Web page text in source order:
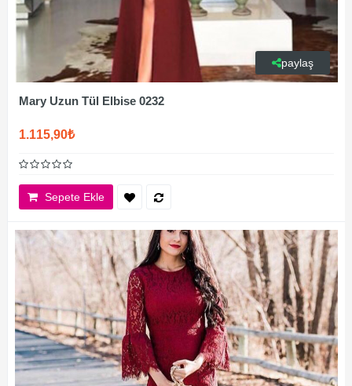
paylaş
Mary Uzun Tül Elbise 0232
1.115,90₺
Sepete Ekle